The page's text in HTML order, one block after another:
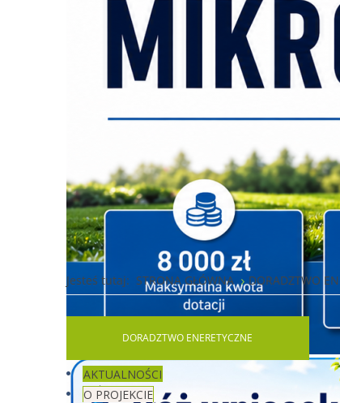
Jesteś tutaj: STRONA GŁÓWNA DORADZTWO
DORADZTWO ENERETYCZNE
AKTUALNOŚCI
O PROJEKCIE